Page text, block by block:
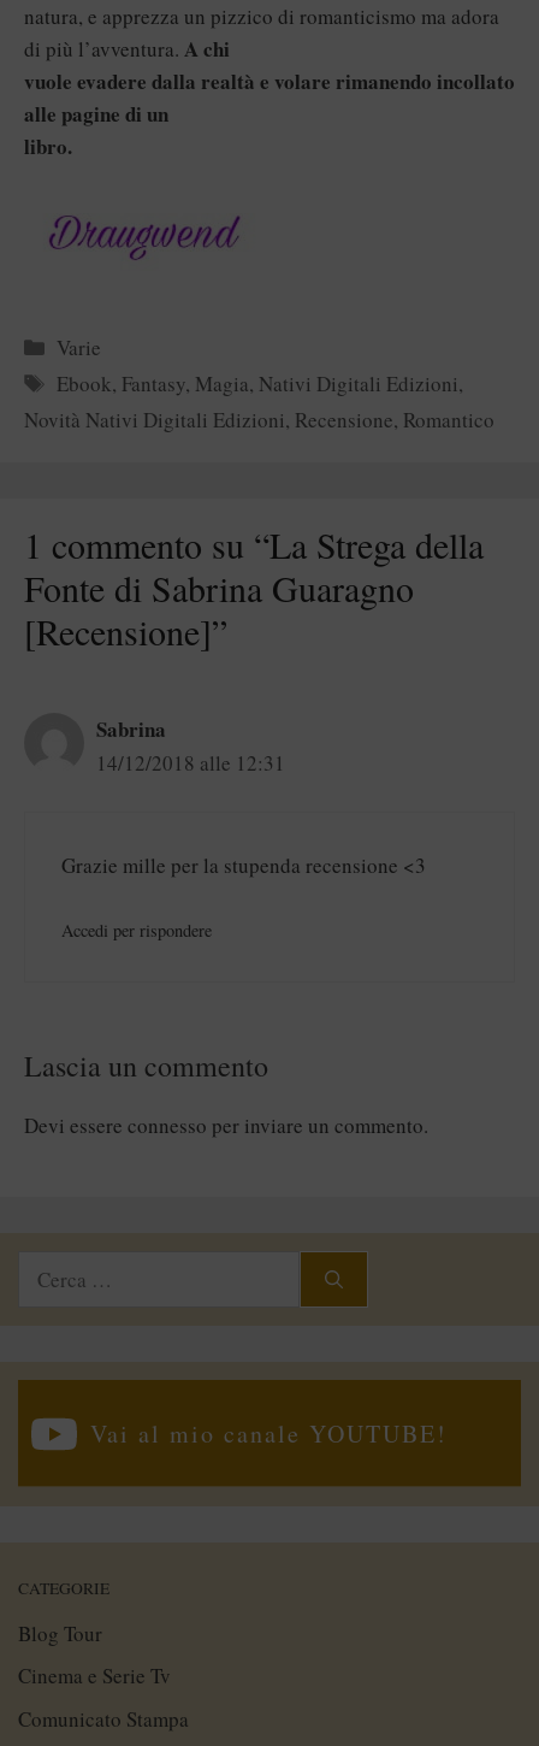
natura, e apprezza un pizzico di romanticismo ma adora
di più l’avventura. A chi
vuole evadere dalla realtà e volare rimanendo incollato
alle pagine di un
libro.
Categorie
Varie
Tag
Ebook, Fantasy, Magia, Nativi Digitali Edizioni,
Novità Nativi Digitali Edizioni, Recensione, Romantico
1 commento su “La Strega della
Fonte di Sabrina Guaragno
[Recensione]”
Sabrina
14/12/2018 alle 12:31
Grazie mille per la stupenda recensione <3
Accedi per rispondere
Lascia un commento
Devi essere connesso per inviare un commento.
Ricerca
Vai al mio canale YOUTUBE!
CATEGORIE
Blog Tour
Cinema e Serie Tv
Comunicato Stampa